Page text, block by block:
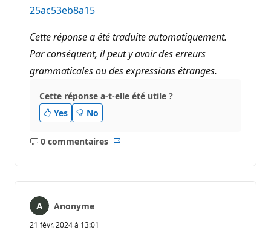
25ac53eb8a15
Cette réponse a été traduite automatiquement.
Par conséquent, il peut y avoir des erreurs
grammaticales ou des expressions étranges.
Cette réponse a-t-elle été utile ?
Yes
No
0 commentaires
Aucun
Anonyme
21 févr. 2024 à 13:01